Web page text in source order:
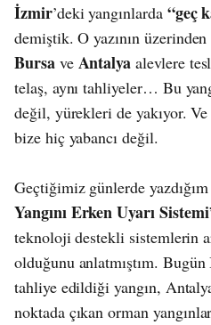
İzmir’deki yangınlarda “geç
demiştik. O yazının
Bursave Antalya alevlere
telaş, aynı tahliyeler… Bu
değil, yürekleri de yakıyor.
bize hiç yabancı değil.
Geçtiğimiz günlerde
Yangını Erken Uyarı Sistemi
teknoloji destekli sistemlerin
olduğunu anlatmıştım.
tahliye edildiği yangın,
noktada çıkan orman